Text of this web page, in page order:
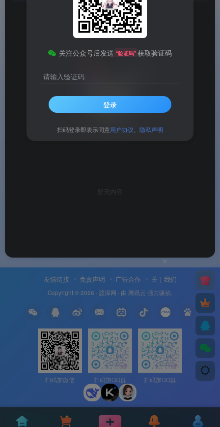
暂无内容
友情链接 免责声明 广告合作 关于我们
Copyright © 2026 · 渡漳网 · 由 腾讯云 强力驱动.
扫码加微信 扫码加QQ群 扫码加QQ群
关注公众号后发送 “验证码” 获取验证码
请输入验证码
登录
扫码登录即表示同意用户协议 隐私声明